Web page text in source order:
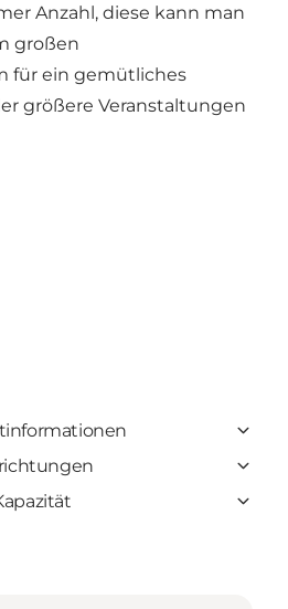
Anzahl, diese kann man
großen
für ein gemütliches
größere Veranstaltungen